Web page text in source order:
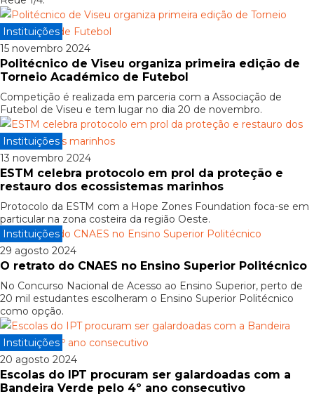
Instituições
15 novembro 2024
Politécnico de Viseu organiza primeira edição de
Torneio Académico de Futebol
Competição é realizada em parceria com a Associação de
Futebol de Viseu e tem lugar no dia 20 de novembro.
Instituições
13 novembro 2024
ESTM celebra protocolo em prol da proteção e
restauro dos ecossistemas marinhos
Protocolo da ESTM com a Hope Zones Foundation foca-se em
particular na zona costeira da região Oeste.
Instituições
29 agosto 2024
O retrato do CNAES no Ensino Superior Politécnico
No Concurso Nacional de Acesso ao Ensino Superior, perto de
20 mil estudantes escolheram o Ensino Superior Politécnico
como opção.
Instituições
20 agosto 2024
Escolas do IPT procuram ser galardoadas com a
Bandeira Verde pelo 4º ano consecutivo